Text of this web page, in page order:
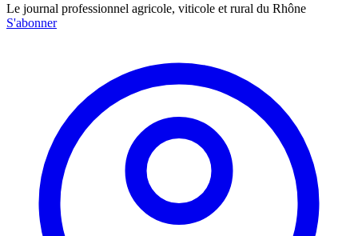
Le journal professionnel agricole, viticole et rural du Rhône
S'abonner